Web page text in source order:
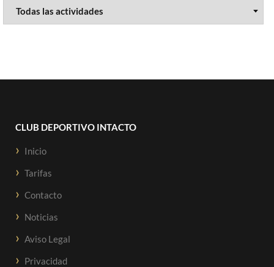
CLUB DEPORTIVO INTACTO
Inicio
Tarifas
Contacto
Noticias
Aviso Legal
Privacidad